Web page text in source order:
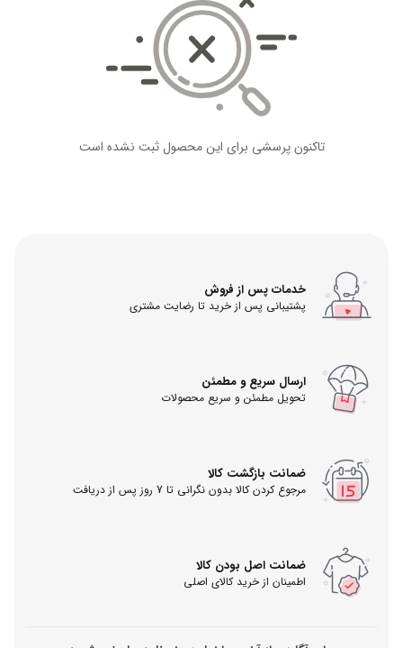
تاکنون پرسشی برای این محصول ثبت نشده است
خدمات پس از فروش
پشتیبانی پس از خرید تا رضایت مشتری
ارسال سریع و مطمئن
تحویل مطمئن و سریع محصولات
ضمانت بازگشت کالا
مرجوع کردن کالا بدون نگرانی تا 7 روز پس از دریافت
ضمانت اصل بودن کالا
اطمینان از خرید کالای اصلی